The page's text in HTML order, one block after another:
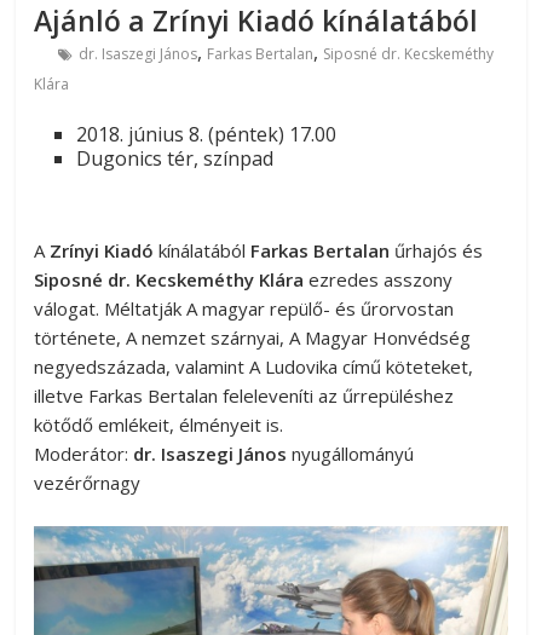
Ajánló a Zrínyi Kiadó kínálatából
dr. Isaszegi János, Farkas Bertalan, Siposné dr. Kecskeméthy
Klára
2018. június 8. (péntek) 17.00
Dugonics tér, színpad
A Zrínyi Kiadó kínálatából Farkas Bertalan űrhajós és
Siposné dr. Kecskeméthy Klára ezredes asszony
válogat. Méltatják A magyar repülő- és űrorvostan
története, A nemzet szárnyai, A Magyar Honvédség
negyedszázada, valamint A Ludovika című köteteket,
illetve Farkas Bertalan feleleveníti az űrrepüléshez
kötődő emlékeit, élményeit is.
Moderátor: dr. Isaszegi János nyugállományú
vezérőrnagy